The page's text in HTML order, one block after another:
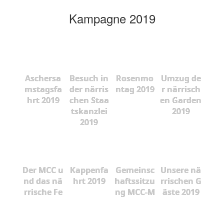
Kampagne 2019
Aschersa
mstagsfa
hrt 2019
Besuch in
der närris
chen Staa
tskanzlei
2019
Rosenmo
ntag 2019
Umzug de
r närrisch
en Garden
2019
Der MCC u
nd das nä
rrische Fe
Kappenfa
hrt 2019
Gemeinsc
haftssitzu
ng MCC-M
Unsere nä
rrischen G
äste 2019